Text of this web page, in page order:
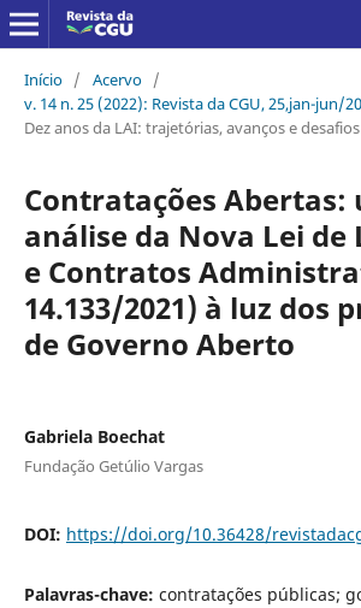
Início / Acervo /
v. 14 n. 25 (2022): Revista da CGU, 25,jan-jun/
Dez anos da LAI: trajetórias, avanços e desafios
Contratações Abertas:
análise da Nova Lei de
e Contratos
14.133/2021) à luz dos
de Governo Aberto
Gabriela Boechat
Fundação Getúlio Vargas
DOI: https://doi.org/10.36428/
Palavras-chave: contratações públicas;